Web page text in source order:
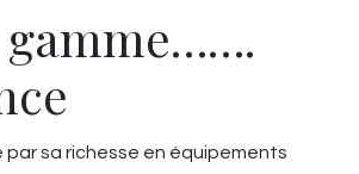
gamme…….
sa richesse en équipements